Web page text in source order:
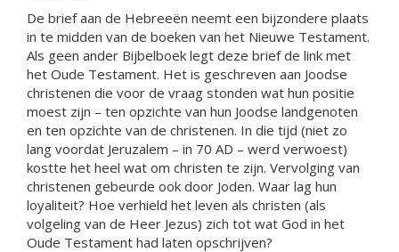
De brief aan de Hebreeën neemt een bijzondere plaats
in te midden van de boeken van het Nieuwe Testament.
Als geen ander Bijbelboek legt deze brief de link met
het Oude Testament. Het is geschreven aan Joodse
christenen die voor de vraag stonden wat hun positie
moest zijn – ten opzichte van hun Joodse landgenoten
en ten opzichte van de christenen. In die tijd (niet zo
lang voordat Jeruzalem – in 70 AD – werd verwoest)
kostte het heel wat om christen te zijn. Vervolging van
christenen gebeurde ook door Joden. Waar lag hun
loyaliteit? Hoe verhield het leven als christen (als
volgeling van de Heer Jezus) zich tot wat God in het
Oude Testament had laten opschrijven?